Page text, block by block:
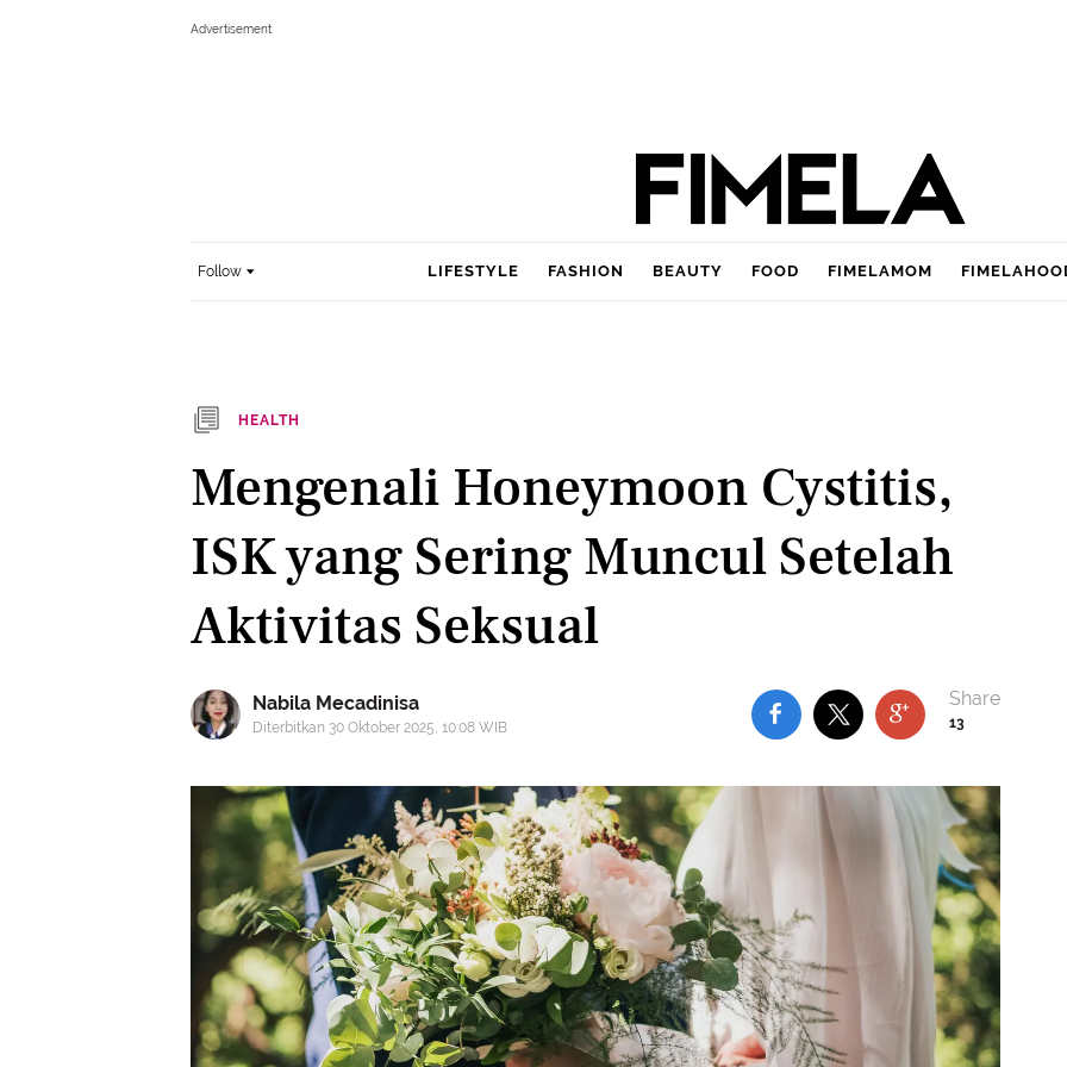
Follow LIFESTYLE FASHION BEAUTY FOOD FIMELAMOM
HEALTH
Mengenali Honeymoon Cystitis,
ISK yang Sering Muncul Setelah
Aktivitas Seksual
Nabila Mecadinisa
Diterbitkan 30 Oktober 2025, 10:08 WIB 13